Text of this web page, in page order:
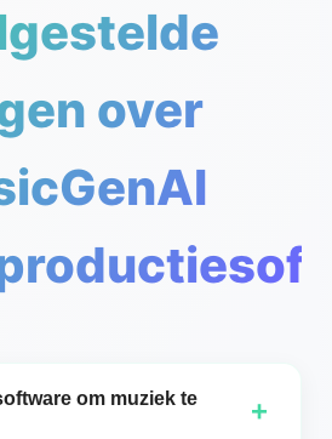
over
om muziek te
+